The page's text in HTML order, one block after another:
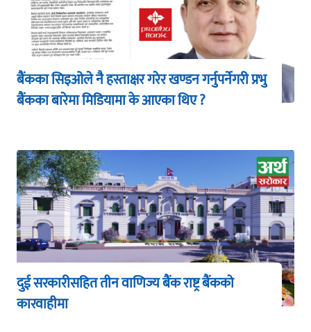
बैंकका सिइओले नै हस्ताक्षर गरेर खण्डन गर्नुपर्नेगरी प्रभु
बैंकका बारेमा मिडियामा के आएका थिए ?
दुई सरकारीसहित तीन वाणिज्य बैंक राष्ट्र बैंकको
कारवाहीमा